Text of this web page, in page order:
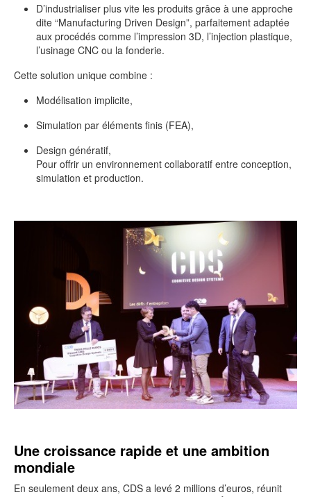
D’industrialiser plus vite les produits grâce à une approche
dite “Manufacturing Driven Design”, parfaitement adaptée
aux procédés comme l’impression 3D, l’injection plastique,
l’usinage CNC ou la fonderie.
Cette solution unique combine :
Modélisation implicite,
Simulation par éléments finis (FEA),
Design génératif,
Pour offrir un environnement collaboratif entre conception,
simulation et production.
Une croissance rapide et une ambition
mondiale
En seulement deux ans, CDS a levé 2 millions d’euros, réunit